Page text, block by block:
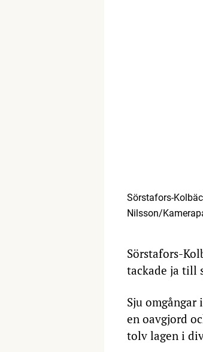
Sörstafors-
Nilsson/
Sörstafors-
tackade ja till
Sju omgångar
en oavgjord
tolv lagen i